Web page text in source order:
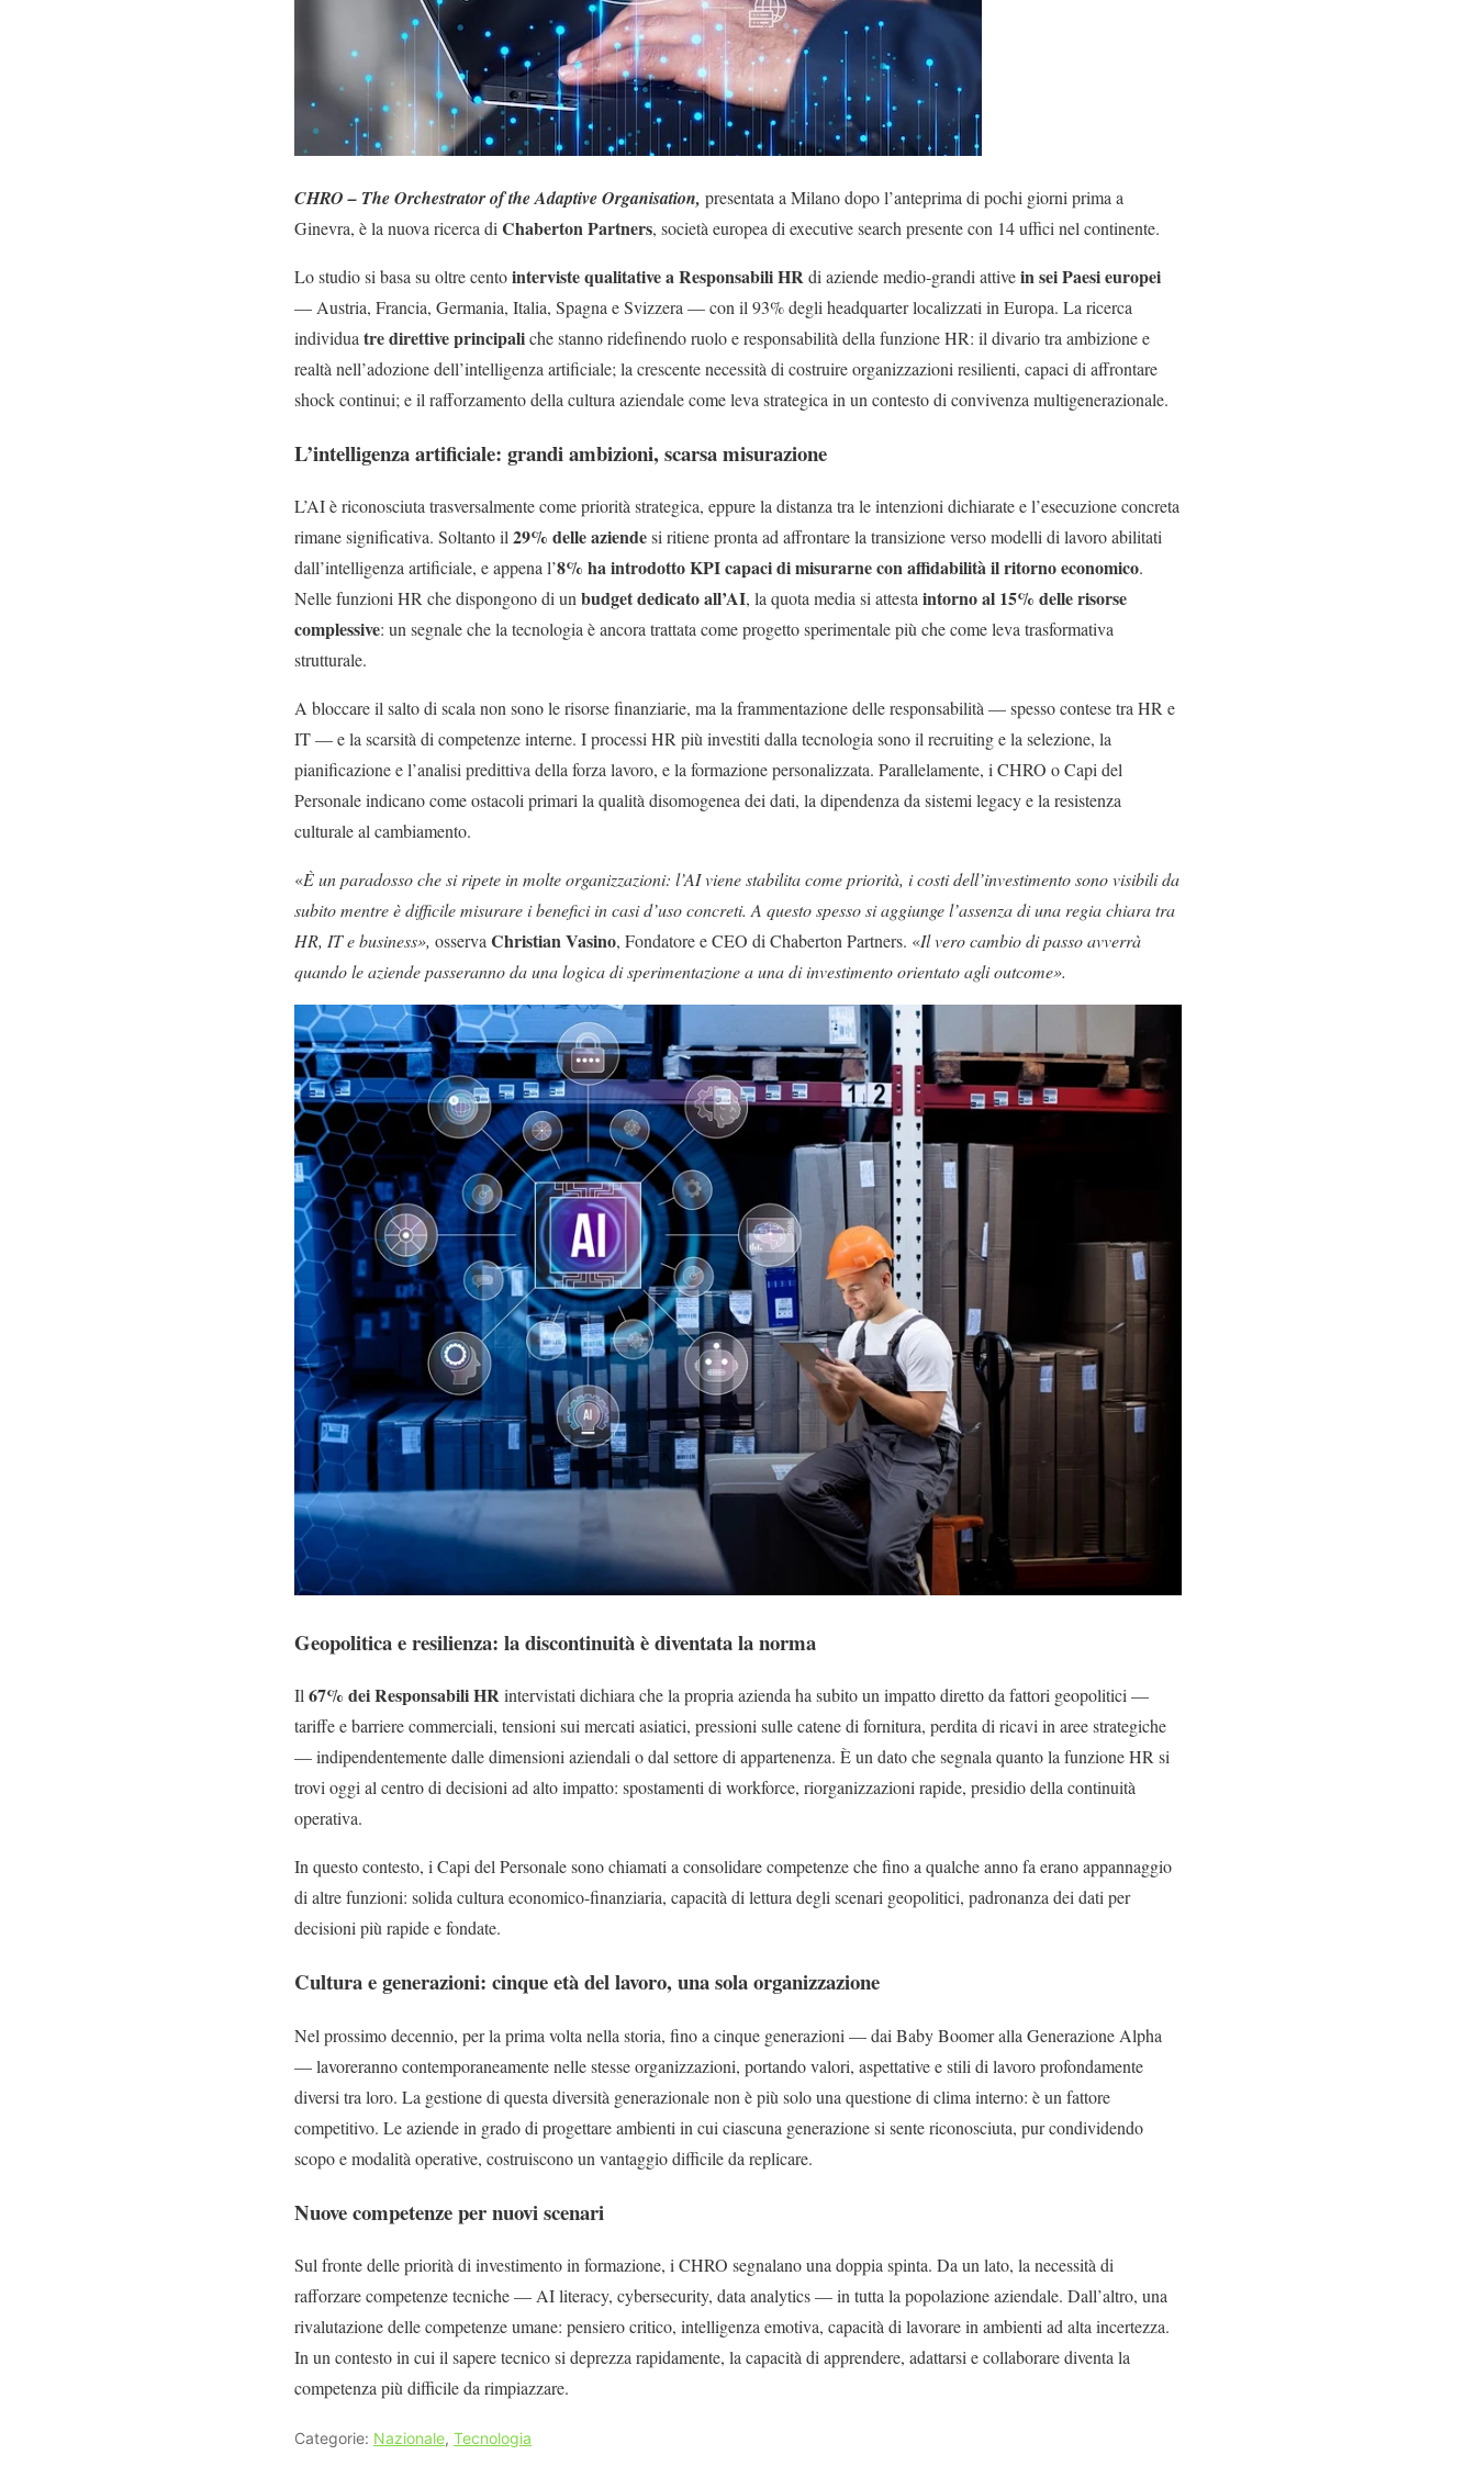
CHRO – The Orchestrator of the Adaptive Organisation, presentata a Milano dopo l’anteprima di pochi giorni prima a
Ginevra, è la nuova ricerca di Chaberton Partners, società europea di executive search presente con 14 uffici nel continente.
Lo studio si basa su oltre centointerviste qualitative a Responsabili HRdi aziende medio-grandi attivein sei Paesi europei
— Austria, Francia, Germania, Italia, Spagna e Svizzera — con il 93% degli headquarter localizzati in Europa. La ricerca
individua tre direttive principaliche stanno ridefinendo ruolo e responsabilità della funzione HR: il divario tra ambizione e
realtà nell’adozione dell’intelligenza artificiale; la crescente necessità di costruire organizzazioni resilienti, capaci di affrontare
shock continui; e il rafforzamento della cultura aziendale come leva strategica in un contesto di convivenza multigenerazionale.
L’intelligenza artificiale: grandi ambizioni, scarsa misurazione
L’AI è riconosciuta trasversalmente come priorità strategica, eppure la distanza tra le intenzioni dichiarate e l’esecuzione concreta
rimane significativa. Soltanto il29% delle aziendesi ritiene pronta ad affrontare la transizione verso modelli di lavoro abilitati
dall’intelligenza artificiale, e appena l’8% ha introdotto KPI capaci di misurarne con affidabilità il ritorno economico.
Nelle funzioni HR che dispongono di unbudget dedicato all’AI, la quota media si attestaintorno al 15% delle risorse
complessive: un segnale che la tecnologia è ancora trattata come progetto sperimentale più che come leva trasformativa
strutturale.
A bloccare il salto di scala non sono le risorse finanziarie, ma la frammentazione delle responsabilità — spesso contese tra HR e
IT — e la scarsità di competenze interne. I processi HR più investiti dalla tecnologia sono il recruiting e la selezione, la
pianificazione e l’analisi predittiva della forza lavoro, e la formazione personalizzata. Parallelamente, i CHRO o Capi del
Personale indicano come ostacoli primari la qualità disomogenea dei dati, la dipendenza da sistemi legacy e la resistenza
culturale al cambiamento.
«È un paradosso che si ripete in molte organizzazioni: l’AI viene stabilita come priorità, i costi dell’investimento sono visibili da
subito mentre è difficile misurare i benefici in casi d’uso concreti. A questo spesso si aggiunge l’assenza di una regia chiara tra
HR, IT e business», osservaChristian Vasino, Fondatore e CEO di Chaberton Partners. «Il vero cambio di passo avverrà
quando le aziende passeranno da una logica di sperimentazione a una di investimento orientato agli outcome».
Geopolitica e resilienza: la discontinuità è diventata la norma
Il67% dei Responsabili HRintervistati dichiara che la propria azienda ha subito un impatto diretto da fattori geopolitici —
tariffe e barriere commerciali, tensioni sui mercati asiatici, pressioni sulle catene di fornitura, perdita di ricavi in aree strategiche
— indipendentemente dalle dimensioni aziendali o dal settore di appartenenza. È un dato che segnala quanto la funzione HR si
trovi oggi al centro di decisioni ad alto impatto: spostamenti di workforce, riorganizzazioni rapide, presidio della continuità
operativa.
In questo contesto, i Capi del Personale sono chiamati a consolidare competenze che fino a qualche anno fa erano appannaggio
di altre funzioni: solida cultura economico-finanziaria, capacità di lettura degli scenari geopolitici, padronanza dei dati per
decisioni più rapide e fondate.
Cultura e generazioni: cinque età del lavoro, una sola organizzazione
Nel prossimo decennio, per la prima volta nella storia, fino a cinque generazioni — dai Baby Boomer alla Generazione Alpha
— lavoreranno contemporaneamente nelle stesse organizzazioni, portando valori, aspettative e stili di lavoro profondamente
diversi tra loro. La gestione di questa diversità generazionale non è più solo una questione di clima interno: è un fattore
competitivo. Le aziende in grado di progettare ambienti in cui ciascuna generazione si sente riconosciuta, pur condividendo
scopo e modalità operative, costruiscono un vantaggio difficile da replicare.
Nuove competenze per nuovi scenari
Sul fronte delle priorità di investimento in formazione, i CHRO segnalano una doppia spinta. Da un lato, la necessità di
rafforzare competenze tecniche — AI literacy, cybersecurity, data analytics — in tutta la popolazione aziendale. Dall’altro, una
rivalutazione delle competenze umane: pensiero critico, intelligenza emotiva, capacità di lavorare in ambienti ad alta incertezza.
In un contesto in cui il sapere tecnico si deprezza rapidamente, la capacità di apprendere, adattarsi e collaborare diventa la
competenza più difficile da rimpiazzare.
Categorie: Nazionale, Tecnologia